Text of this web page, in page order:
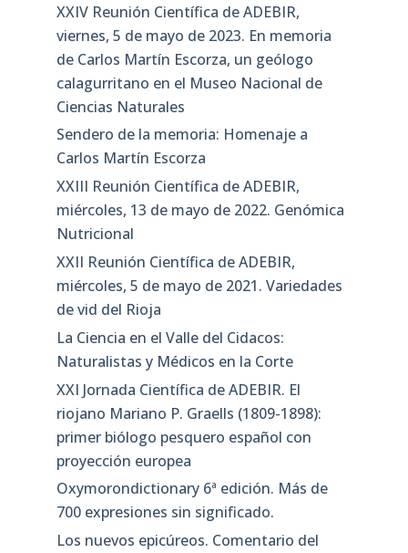
XXIV Reunión Científica de ADEBIR,
viernes, 5 de mayo de 2023. En memoria
de Carlos Martín Escorza, un geólogo
calagurritano en el Museo Nacional de
Ciencias Naturales
Sendero de la memoria: Homenaje a
Carlos Martín Escorza
XXIII Reunión Científica de ADEBIR,
miércoles, 13 de mayo de 2022. Genómica
Nutricional
XXII Reunión Científica de ADEBIR,
miércoles, 5 de mayo de 2021. Variedades
de vid del Rioja
La Ciencia en el Valle del Cidacos:
Naturalistas y Médicos en la Corte
XXI Jornada Científica de ADEBIR. El
riojano Mariano P. Graells (1809-1898):
primer biólogo pesquero español con
proyección europea
Oxymorondictionary 6ª edición. Más de
700 expresiones sin significado.
Los nuevos epicúreos. Comentario del